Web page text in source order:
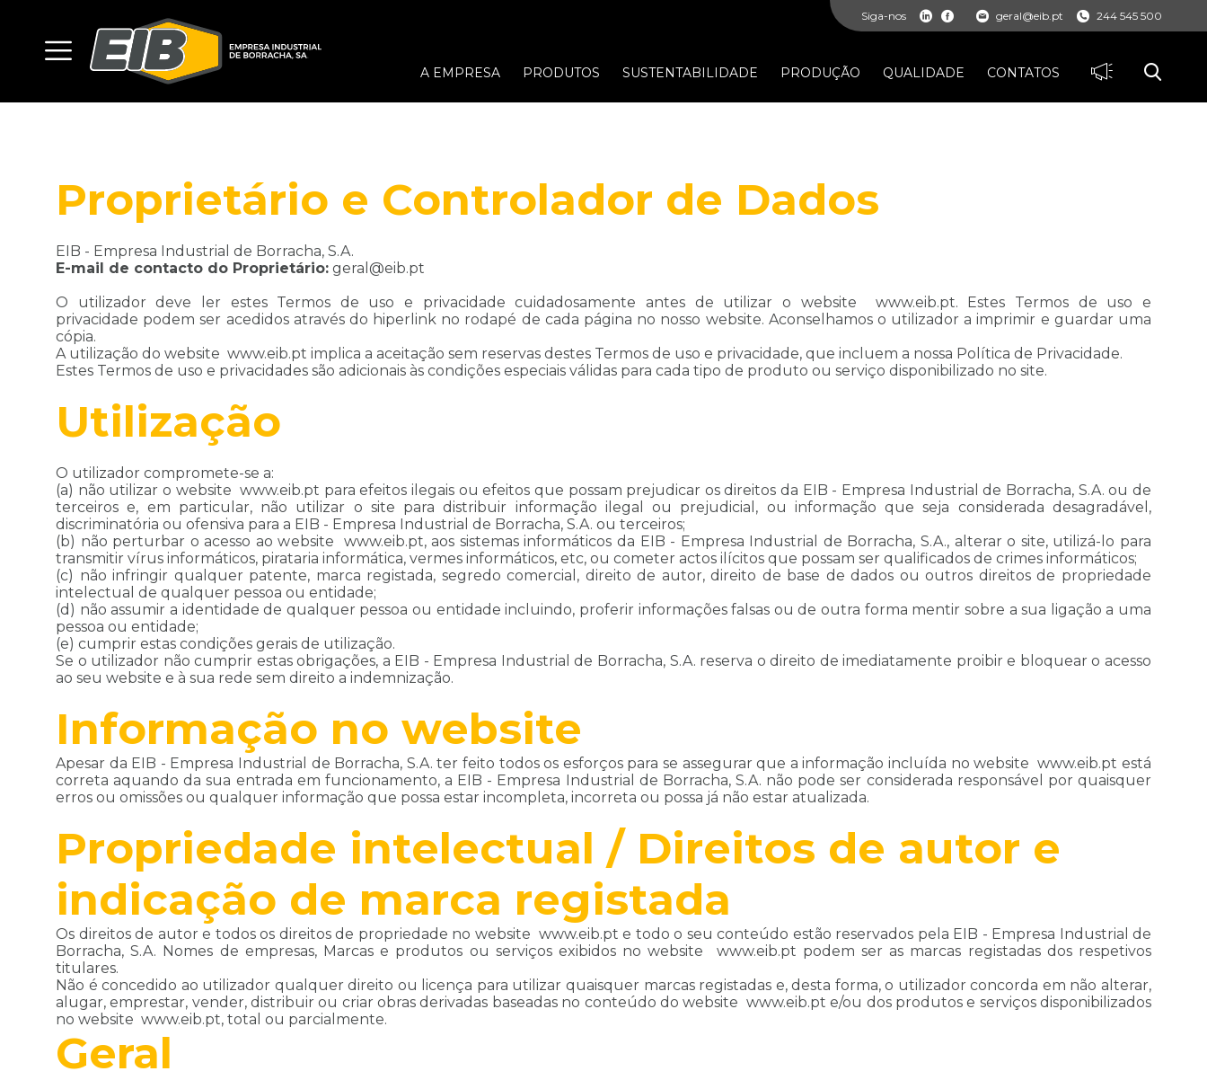
Siga-nos geral@eib.pt 244 545 500
A EMPRESA PRODUTOS SUSTENTABILIDADE PRODUÇÃO QUALIDADE CONTATOS
Proprietário e Controlador de Dados
EIB - Empresa Industrial de Borracha, S.A.
E-mail de contacto do Proprietário: geral@eib.pt
O utilizador deve ler estes Termos de uso e privacidade cuidadosamente antes de utilizar o website www.eib.pt. Estes Termos de uso e
privacidade podem ser acedidos através do hiperlink no rodapé de cada página no nosso website. Aconselhamos o utilizador a imprimir e guardar uma
cópia.
A utilização do website www.eib.pt implica a aceitação sem reservas destes Termos de uso e privacidade, que incluem a nossa Política de Privacidade.
Estes Termos de uso e privacidades são adicionais às condições especiais válidas para cada tipo de produto ou serviço disponibilizado no site.
Utilização
O utilizador compromete-se a:
(a) não utilizar o website www.eib.pt para efeitos ilegais ou efeitos que possam prejudicar os direitos da EIB - Empresa Industrial de Borracha, S.A. ou de
terceiros e, em particular, não utilizar o site para distribuir informação ilegal ou prejudicial, ou informação que seja considerada desagradável,
discriminatória ou ofensiva para a EIB - Empresa Industrial de Borracha, S.A. ou terceiros;
(b) não perturbar o acesso ao website www.eib.pt, aos sistemas informáticos da EIB - Empresa Industrial de Borracha, S.A., alterar o site, utilizá-lo para
transmitir vírus informáticos, pirataria informática, vermes informáticos, etc, ou cometer actos ilícitos que possam ser qualificados de crimes informáticos;
(c) não infringir qualquer patente, marca registada, segredo comercial, direito de autor, direito de base de dados ou outros direitos de propriedade
intelectual de qualquer pessoa ou entidade;
(d) não assumir a identidade de qualquer pessoa ou entidade incluindo, proferir informações falsas ou de outra forma mentir sobre a sua ligação a uma
pessoa ou entidade;
(e) cumprir estas condições gerais de utilização.
Se o utilizador não cumprir estas obrigações, a EIB - Empresa Industrial de Borracha, S.A. reserva o direito de imediatamente proibir e bloquear o acesso
ao seu website e à sua rede sem direito a indemnização.
Informação no website
Apesar da EIB - Empresa Industrial de Borracha, S.A. ter feito todos os esforços para se assegurar que a informação incluída no website www.eib.pt está
correta aquando da sua entrada em funcionamento, a EIB - Empresa Industrial de Borracha, S.A. não pode ser considerada responsável por quaisquer
erros ou omissões ou qualquer informação que possa estar incompleta, incorreta ou possa já não estar atualizada.
Propriedade intelectual / Direitos de autor e
indicação de marca registada
Os direitos de autor e todos os direitos de propriedade no website www.eib.pt e todo o seu conteúdo estão reservados pela EIB - Empresa Industrial de
Borracha, S.A. Nomes de empresas, Marcas e produtos ou serviços exibidos no website www.eib.pt podem ser as marcas registadas dos respetivos
titulares.
Não é concedido ao utilizador qualquer direito ou licença para utilizar quaisquer marcas registadas e, desta forma, o utilizador concorda em não alterar,
alugar, emprestar, vender, distribuir ou criar obras derivadas baseadas no conteúdo do website www.eib.pt e/ou dos produtos e serviços disponibilizados
no website www.eib.pt, total ou parcialmente.
Geral